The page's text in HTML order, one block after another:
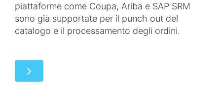
piattaforme come Coupa, Ariba e SAP SRM
sono già supportate per il punch out del
catalogo e il processamento degli ordini.